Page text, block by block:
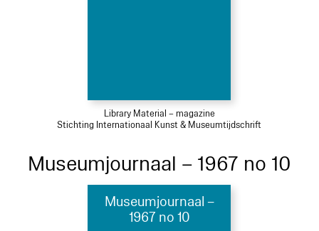
Library Material – magazine
Stichting Internationaal Kunst & Museumtijdschrift
Museumjournaal – 1967 no 10
Museumjournaal –
1967 no 10